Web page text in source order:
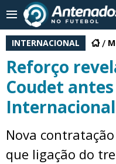
INTERNACIONAL
Reforço
Coudet
Internacional
Nova
que ligação do